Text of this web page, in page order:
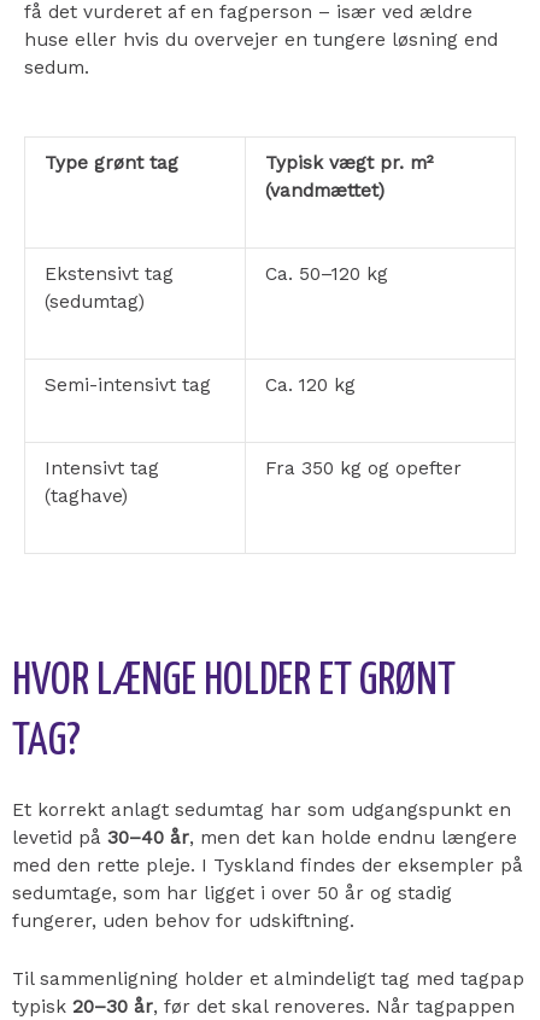
få det vurderet af en fagperson – især ved ældre
huse eller hvis du overvejer en tungere løsning end
sedum.
Type grønt tag
Typisk vægt pr. m²
(vandmættet)
Ekstensivt tag
(sedumtag)
Ca. 50–120 kg
Semi-intensivt tag Ca. 120 kg
Intensivt tag
(taghave)
Fra 350 kg og opefter
HVOR LÆNGE HOLDER ET GRØNT
TAG?
Et korrekt anlagt sedumtag har som udgangspunkt en
levetid på 30–40 år, men det kan holde endnu længere
med den rette pleje. I Tyskland findes der eksempler på
sedumtage, som har ligget i over 50 år og stadig
fungerer, uden behov for udskiftning.
Til sammenligning holder et almindeligt tag med tagpap
typisk 20–30 år, før det skal renoveres. Når tagpappen